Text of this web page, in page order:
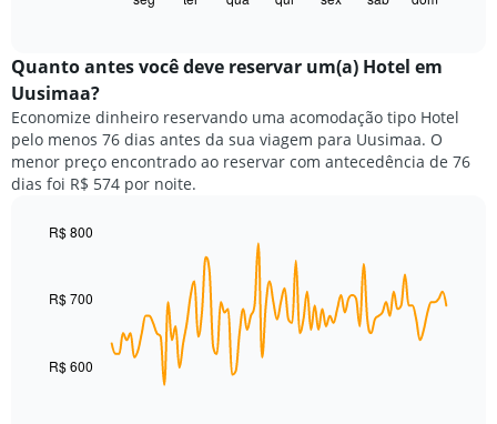
O
gráfico
tem
1
eixo
Y
exibindo
preço
um
exibe
o
preço
médio
de
um
quarto
cada
semana
tem
Quanto antes você deve reservar um(a) Hotel em
Uusimaa?
Economize dinheiro reservando uma acomodação tipo Hotel
pelo menos 76 dias antes da sua viagem para Uusimaa. O
menor preço encontrado ao reservar com antecedência de 76
dias foi R$ 574 por noite.
with
90
R$ 600
R$ 700
R$ 800